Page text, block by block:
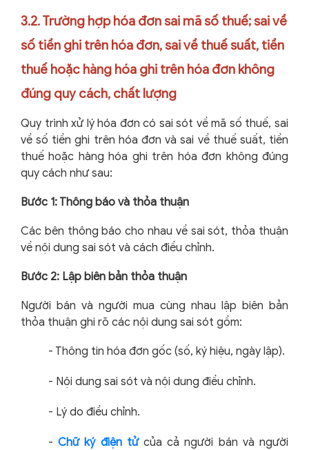
3.2. Trường hợp hóa đơn sai mã số thuế; sai về
số tiền ghi trên hóa đơn, sai về thuế suất, tiền
thuế hoặc hàng hóa ghi trên hóa đơn không
đúng quy cách, chất lượng
Quy trình xử lý hóa đơn có sai sót về mã số thuế, sai
về số tiền ghi trên hóa đơn và sai về thuế suất, tiền
thuế hoặc hàng hóa ghi trên hóa đơn không đúng
quy cách như sau:
Bước 1: Thông báo và thỏa thuận
Các bên thông báo cho nhau về sai sót, thỏa thuận
về nội dung sai sót và cách điều chỉnh.
Bước 2: Lập biên bản thỏa thuận
Người bán và người mua cùng nhau lập biên bản
thỏa thuận ghi rõ các nội dung sai sót gồm:
- Thông tin hóa đơn gốc (số, ký hiệu, ngày lập).
- Nội dung sai sót và nội dung điều chỉnh.
- Lý do điều chỉnh.
- Chữ ký điện tửcủa cả người bán và người